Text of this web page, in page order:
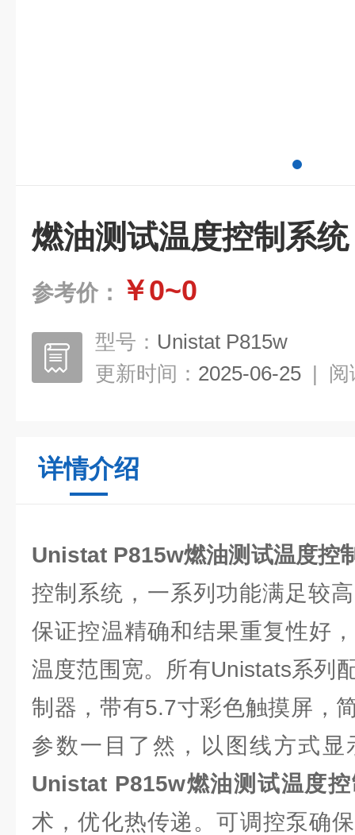
燃油测试温度控制系统
参考价： ￥0~0
型号： Unistat P815w
更新时间： 2025-06-25 | 阅
详情介绍
Unistat P815w燃油测试温度控
控制系统，一系列功能满足较
保证控温精确和结果重复性好
温度范围宽。所有Unistats系列
制器，带有5.7寸彩色触摸屏，
参数一目了然，以图线方式
Unistat P815w燃油测试温度
术，优化热传递。可调控泵确